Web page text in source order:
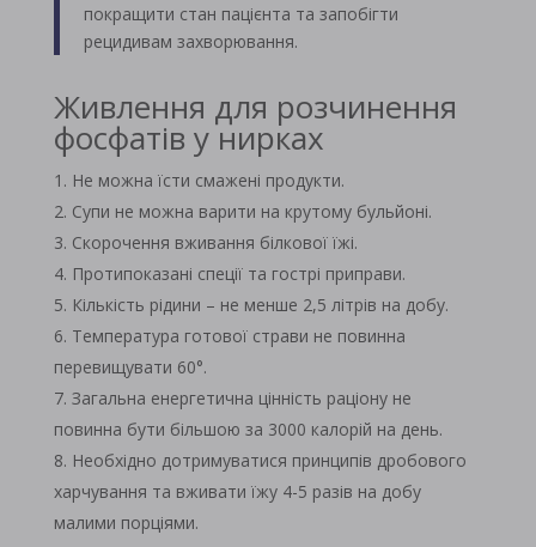
покращити стан пацієнта та запобігти
рецидивам захворювання.
Живлення для розчинення
фосфатів у нирках
Не можна їсти смажені продукти.
Супи не можна варити на крутому бульйоні.
Скорочення вживання білкової їжі.
Протипоказані спеції та гострі приправи.
Кількість рідини – не менше 2,5 літрів на добу.
Температура готової страви не повинна
перевищувати 60°.
Загальна енергетична цінність раціону не
повинна бути більшою за 3000 калорій на день.
Необхідно дотримуватися принципів дробового
харчування та вживати їжу 4-5 разів на добу
малими порціями.